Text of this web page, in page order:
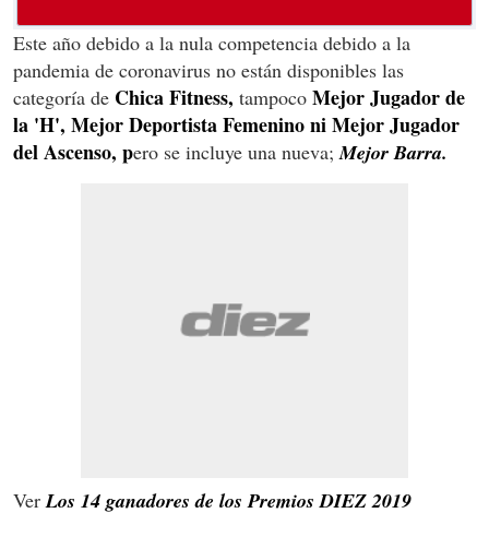
Este año debido a la nula competencia debido a la
pandemia de coronavirus no están disponibles las
categoría de Chica Fitness, tampoco Mejor Jugador de
la 'H', Mejor Deportista Femenino ni Mejor Jugador
del Ascenso, pero se incluye una nueva;Mejor Barra.
VerLos 14 ganadores de los Premios DIEZ 2019